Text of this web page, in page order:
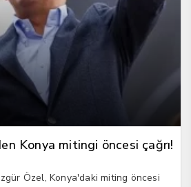
Konya mitingi öncesi çağrı!
Özel, Konya'daki miting öncesi